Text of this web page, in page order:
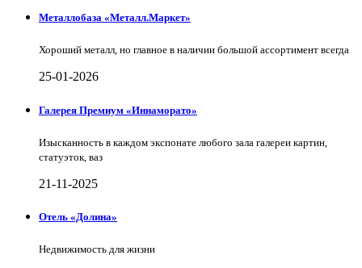
Металлобаза «Металл.Маркет»
Хороший металл, но главное в наличии большой ассортимент всегда
25-01-2026
Галерея Премиум «Иннаморато»
Изысканность в каждом экспонате любого зала галереи картин,
статуэток, ваз
21-11-2025
Отель «Долина»
Недвижимость для жизни